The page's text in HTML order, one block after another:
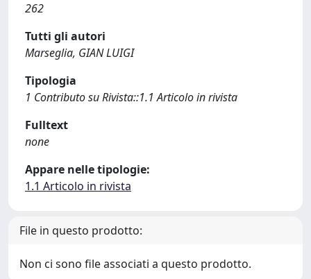
262
Tutti gli autori
Marseglia, GIAN LUIGI
Tipologia
1 Contributo su Rivista::1.1 Articolo in rivista
Fulltext
none
Appare nelle tipologie:
1.1 Articolo in rivista
File in questo prodotto:
Non ci sono file associati a questo prodotto.